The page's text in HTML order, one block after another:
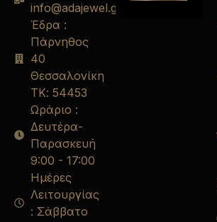
info@adajewel.gr
Έδρα :
Πάρνηθος
40
Θεσσαλονίκη
ΤΚ: 54453
Ωράριο :
Δευτέρα-
Παρασκευή
9:00 - 17:00
Ημέρες
Λειτουργίας
: Σάββατο